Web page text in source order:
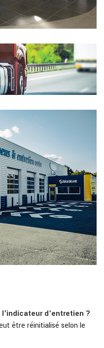
d’entretien ?
être réinitialisé selon le